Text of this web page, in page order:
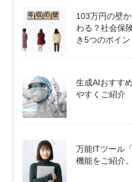
103万円の壁
わる？社会保
き5つのポイン
生成AIおすす
やすくご紹介
万能ITツール
機能をご紹介